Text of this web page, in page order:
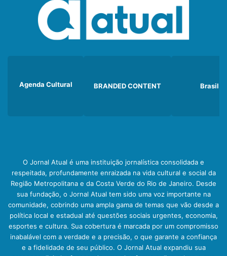
Agenda Cultural BRANDED CONTENT Brasil
O Jornal Atual é uma instituição jornalística consolidada e
respeitada, profundamente enraizada na vida cultural e social da
Região Metropolitana e da Costa Verde do Rio de Janeiro. Desde
sua fundação, o Jornal Atual tem sido uma voz importante na
comunidade, cobrindo uma ampla gama de temas que vão desde a
política local e estadual até questões sociais urgentes, economia,
esportes e cultura. Sua cobertura é marcada por um compromisso
inabalável com a verdade e a precisão, o que garante a confiança
e a fidelidade de seu público. O Jornal Atual expandiu sua